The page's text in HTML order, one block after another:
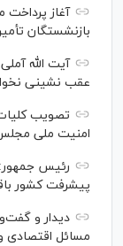
آغاز
بازنشستگان تأمین
آیت الله
عقب نشینی
تصویب
امنیت ملی
رئیس جمهور:
پیشرفت کشور
دیدار و
مسائل اقتصادی